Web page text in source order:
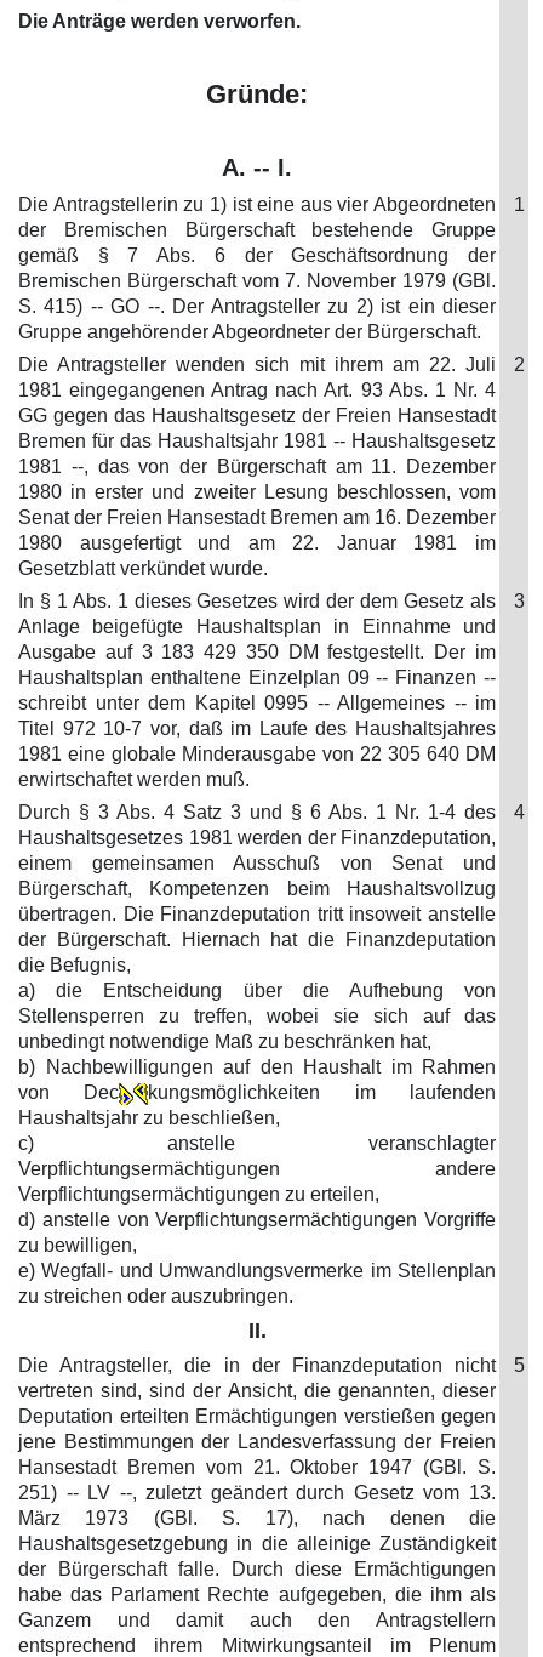
Die Anträge werden verworfen.
Gründe:
A. -- I.
Die Antragstellerin zu 1) ist eine aus vier Abgeordneten
der Bremischen Bürgerschaft bestehende Gruppe
gemäß § 7 Abs. 6 der Geschäftsordnung der
Bremischen Bürgerschaft vom 7. November 1979 (GBl.
S. 415) -- GO --. Der Antragsteller zu 2) ist ein dieser
Gruppe angehörender Abgeordneter der Bürgerschaft.
1
Die Antragsteller wenden sich mit ihrem am 22. Juli
1981 eingegangenen Antrag nach Art. 93 Abs. 1 Nr. 4
GG gegen das Haushaltsgesetz der Freien Hansestadt
Bremen für das Haushaltsjahr 1981 -- Haushaltsgesetz
1981 --, das von der Bürgerschaft am 11. Dezember
1980 in erster und zweiter Lesung beschlossen, vom
Senat der Freien Hansestadt Bremen am 16. Dezember
1980 ausgefertigt und am 22. Januar 1981 im
Gesetzblatt verkündet wurde.
2
In § 1 Abs. 1 dieses Gesetzes wird der dem Gesetz als
Anlage beigefügte Haushaltsplan in Einnahme und
Ausgabe auf 3 183 429 350 DM festgestellt. Der im
Haushaltsplan enthaltene Einzelplan 09 -- Finanzen --
schreibt unter dem Kapitel 0995 -- Allgemeines -- im
Titel 972 10-7 vor, daß im Laufe des Haushaltsjahres
1981 eine globale Minderausgabe von 22 305 640 DM
erwirtschaftet werden muß.
3
Durch § 3 Abs. 4 Satz 3 und § 6 Abs. 1 Nr. 1-4 des
Haushaltsgesetzes 1981 werden der Finanzdeputation,
einem gemeinsamen Ausschuß von Senat und
Bürgerschaft, Kompetenzen beim Haushaltsvollzug
übertragen. Die Finanzdeputation tritt insoweit anstelle
der Bürgerschaft. Hiernach hat die Finanzdeputation
die Befugnis,
a) die Entscheidung über die Aufhebung von
Stellensperren zu treffen, wobei sie sich auf das
unbedingt notwendige Maß zu beschränken hat,
b) Nachbewilligungen auf den Haushalt im Rahmen
von Dec
kungsmöglichkeiten im laufenden
Haushaltsjahr zu beschließen,
c) anstelle veranschlagter
Verpflichtungsermächtigungen andere
Verpflichtungsermächtigungen zu erteilen,
d) anstelle von Verpflichtungsermächtigungen Vorgriffe
zu bewilligen,
e) Wegfall- und Umwandlungsvermerke im Stellenplan
zu streichen oder auszubringen.
4
II.
Die Antragsteller, die in der Finanzdeputation nicht
vertreten sind, sind der Ansicht, die genannten, dieser
Deputation erteilten Ermächtigungen verstießen gegen
jene Bestimmungen der Landesverfassung der Freien
Hansestadt Bremen vom 21. Oktober 1947 (GBl. S.
251) -- LV --, zuletzt geändert durch Gesetz vom 13.
März 1973 (GBl. S. 17), nach denen die
Haushaltsgesetzgebung in die alleinige Zuständigkeit
der Bürgerschaft falle. Durch diese Ermächtigungen
habe das Parlament Rechte aufgegeben, die ihm als
Ganzem und damit auch den Antragstellern
entsprechend ihrem Mitwirkungsanteil im Plenum
5